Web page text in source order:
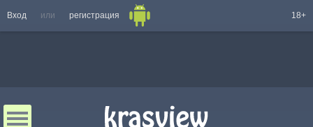
Вход или регистрация 18+